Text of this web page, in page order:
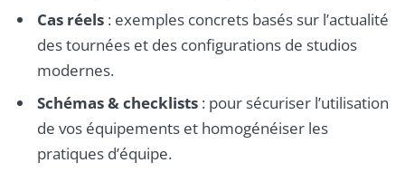
Cas réels: exemples concrets basés sur l’actualité
des tournées et des configurations de studios
modernes.
Schémas & checklists: pour sécuriser l’utilisation
de vos équipements et homogénéiser les
pratiques d’équipe.